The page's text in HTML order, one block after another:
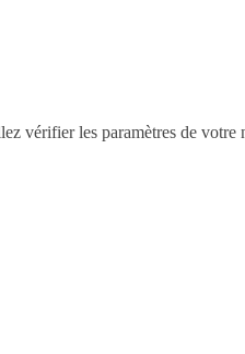
vérifier les paramètres de votre